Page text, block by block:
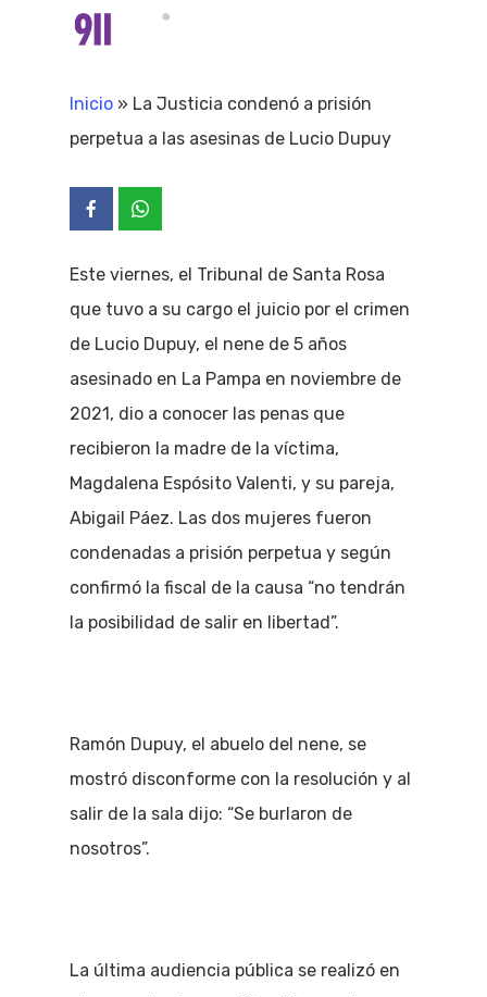
Inicio » La Justicia condenó a prisión
perpetua a las asesinas de Lucio Dupuy
Este viernes, el Tribunal de Santa Rosa
que tuvo a su cargo el juicio por el crimen
de Lucio Dupuy, el nene de 5 años
asesinado en La Pampa en noviembre de
2021, dio a conocer las penas que
recibieron la madre de la víctima,
Magdalena Espósito Valenti, y su pareja,
Abigail Páez. Las dos mujeres fueron
condenadas a prisión perpetua y según
confirmó la fiscal de la causa “no tendrán
la posibilidad de salir en libertad”.
Ramón Dupuy, el abuelo del nene, se
mostró disconforme con la resolución y al
salir de la sala dijo: “Se burlaron de
nosotros”.
La última audiencia pública se realizó en